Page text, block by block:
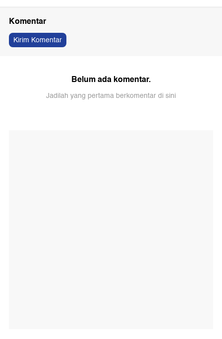
Komentar
Kirim Komentar
Belum ada komentar.
Jadilah yang pertama berkomentar di sini